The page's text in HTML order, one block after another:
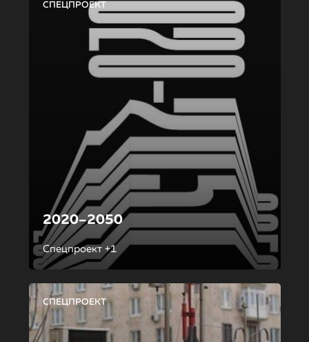
СПЕЦПРОЕКТ
2020–2050
Спецпроект +1
СПЕЦПРОЕКТ